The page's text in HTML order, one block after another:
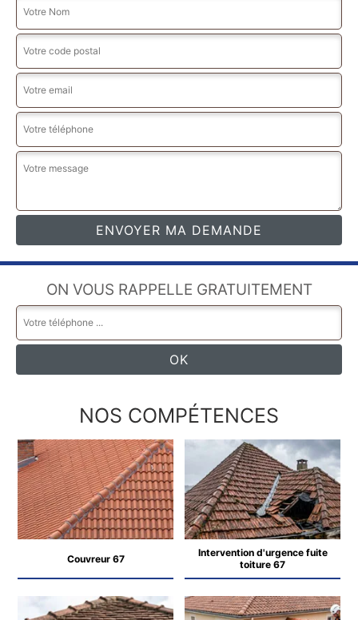
ON VOUS RAPPELLE GRATUITEMENT
NOS COMPÉTENCES
Couvreur 67
Intervention d'urgence fuite
toiture 67